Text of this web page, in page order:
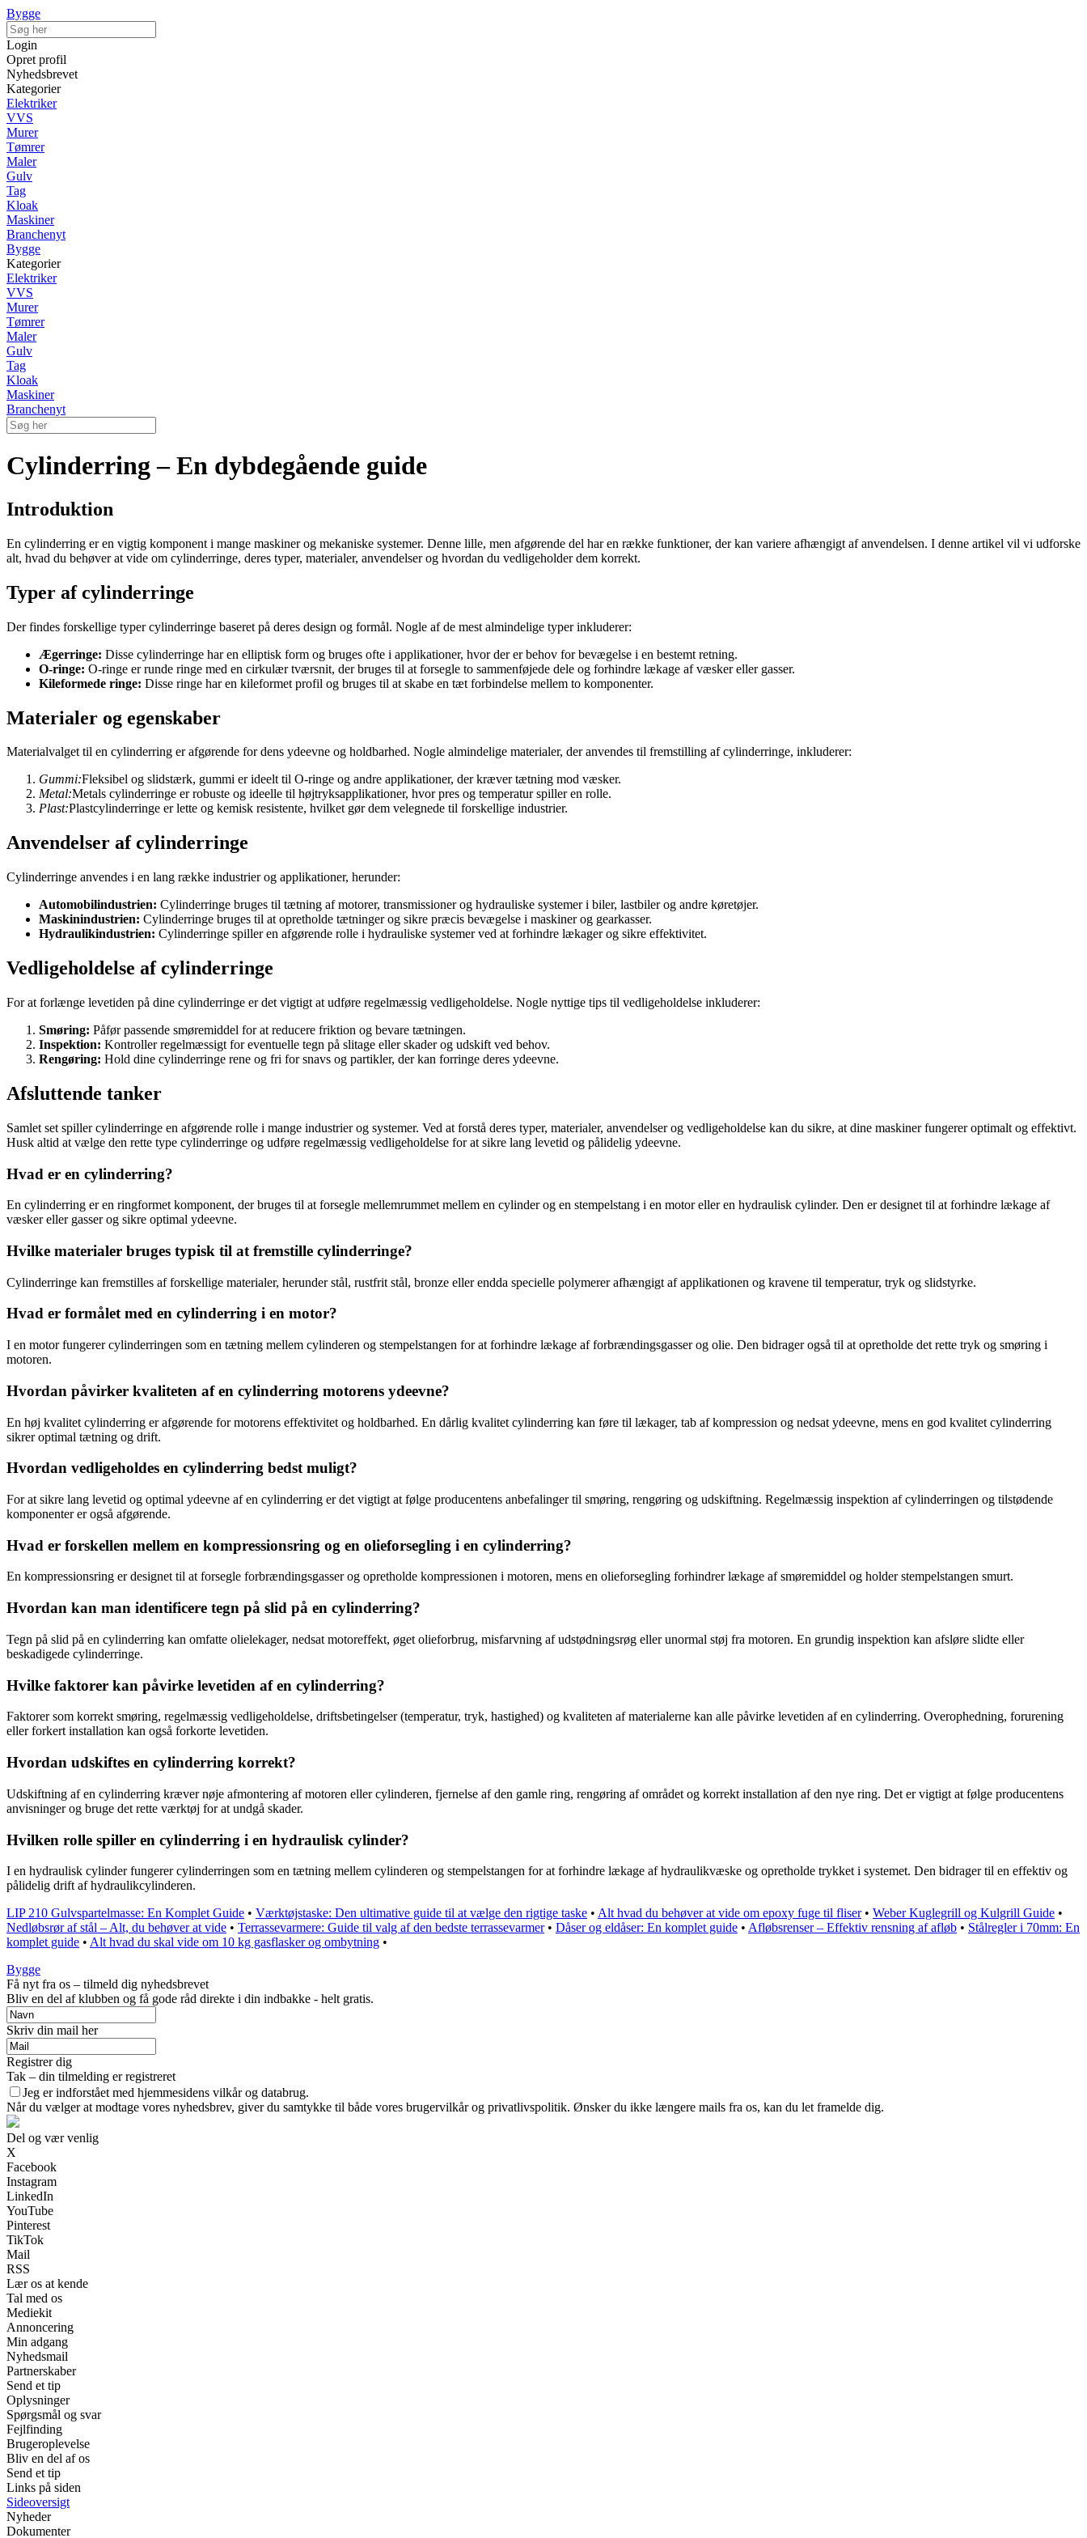
Bygge
Login
Opret profil
Nyhedsbrevet
Kategorier
Elektriker
VVS
Murer
Tømrer
Maler
Gulv
Tag
Kloak
Maskiner
Branchenyt
Bygge
Kategorier
Elektriker
VVS
Murer
Tømrer
Maler
Gulv
Tag
Kloak
Maskiner
Branchenyt
Cylinderring – En dybdegående guide
Introduktion
En cylinderring er en vigtig komponent i mange maskiner og mekaniske systemer. Denne lille, men afgørende del har en række funktioner, der kan variere afhængigt af anvendelsen. I denne artikel vil vi udforske
alt, hvad du behøver at vide om cylinderringe, deres typer, materialer, anvendelser og hvordan du vedligeholder dem korrekt.
Typer af cylinderringe
Der findes forskellige typer cylinderringe baseret på deres design og formål. Nogle af de mest almindelige typer inkluderer:
Ægerringe: Disse cylinderringe har en elliptisk form og bruges ofte i applikationer, hvor der er behov for bevægelse i en bestemt retning.
O-ringe: O-ringe er runde ringe med en cirkulær tværsnit, der bruges til at forsegle to sammenføjede dele og forhindre lækage af væsker eller gasser.
Kileformede ringe: Disse ringe har en kileformet profil og bruges til at skabe en tæt forbindelse mellem to komponenter.
Materialer og egenskaber
Materialvalget til en cylinderring er afgørende for dens ydeevne og holdbarhed. Nogle almindelige materialer, der anvendes til fremstilling af cylinderringe, inkluderer:
Gummi:Fleksibel og slidstærk, gummi er ideelt til O-ringe og andre applikationer, der kræver tætning mod væsker.
Metal:Metals cylinderringe er robuste og ideelle til højtryksapplikationer, hvor pres og temperatur spiller en rolle.
Plast:Plastcylinderringe er lette og kemisk resistente, hvilket gør dem velegnede til forskellige industrier.
Anvendelser af cylinderringe
Cylinderringe anvendes i en lang række industrier og applikationer, herunder:
Automobilindustrien: Cylinderringe bruges til tætning af motorer, transmissioner og hydrauliske systemer i biler, lastbiler og andre køretøjer.
Maskinindustrien: Cylinderringe bruges til at opretholde tætninger og sikre præcis bevægelse i maskiner og gearkasser.
Hydraulikindustrien: Cylinderringe spiller en afgørende rolle i hydrauliske systemer ved at forhindre lækager og sikre effektivitet.
Vedligeholdelse af cylinderringe
For at forlænge levetiden på dine cylinderringe er det vigtigt at udføre regelmæssig vedligeholdelse. Nogle nyttige tips til vedligeholdelse inkluderer:
Smøring: Påfør passende smøremiddel for at reducere friktion og bevare tætningen.
Inspektion: Kontroller regelmæssigt for eventuelle tegn på slitage eller skader og udskift ved behov.
Rengøring: Hold dine cylinderringe rene og fri for snavs og partikler, der kan forringe deres ydeevne.
Afsluttende tanker
Samlet set spiller cylinderringe en afgørende rolle i mange industrier og systemer. Ved at forstå deres typer, materialer, anvendelser og vedligeholdelse kan du sikre, at dine maskiner fungerer optimalt og effektivt.
Husk altid at vælge den rette type cylinderringe og udføre regelmæssig vedligeholdelse for at sikre lang levetid og pålidelig ydeevne.
Hvad er en cylinderring?
En cylinderring er en ringformet komponent, der bruges til at forsegle mellemrummet mellem en cylinder og en stempelstang i en motor eller en hydraulisk cylinder. Den er designet til at forhindre lækage af
væsker eller gasser og sikre optimal ydeevne.
Hvilke materialer bruges typisk til at fremstille cylinderringe?
Cylinderringe kan fremstilles af forskellige materialer, herunder stål, rustfrit stål, bronze eller endda specielle polymerer afhængigt af applikationen og kravene til temperatur, tryk og slidstyrke.
Hvad er formålet med en cylinderring i en motor?
I en motor fungerer cylinderringen som en tætning mellem cylinderen og stempelstangen for at forhindre lækage af forbrændingsgasser og olie. Den bidrager også til at opretholde det rette tryk og smøring i
motoren.
Hvordan påvirker kvaliteten af en cylinderring motorens ydeevne?
En høj kvalitet cylinderring er afgørende for motorens effektivitet og holdbarhed. En dårlig kvalitet cylinderring kan føre til lækager, tab af kompression og nedsat ydeevne, mens en god kvalitet cylinderring
sikrer optimal tætning og drift.
Hvordan vedligeholdes en cylinderring bedst muligt?
For at sikre lang levetid og optimal ydeevne af en cylinderring er det vigtigt at følge producentens anbefalinger til smøring, rengøring og udskiftning. Regelmæssig inspektion af cylinderringen og tilstødende
komponenter er også afgørende.
Hvad er forskellen mellem en kompressionsring og en olieforsegling i en cylinderring?
En kompressionsring er designet til at forsegle forbrændingsgasser og opretholde kompressionen i motoren, mens en olieforsegling forhindrer lækage af smøremiddel og holder stempelstangen smurt.
Hvordan kan man identificere tegn på slid på en cylinderring?
Tegn på slid på en cylinderring kan omfatte olielekager, nedsat motoreffekt, øget olieforbrug, misfarvning af udstødningsrøg eller unormal støj fra motoren. En grundig inspektion kan afsløre slidte eller
beskadigede cylinderringe.
Hvilke faktorer kan påvirke levetiden af en cylinderring?
Faktorer som korrekt smøring, regelmæssig vedligeholdelse, driftsbetingelser (temperatur, tryk, hastighed) og kvaliteten af materialerne kan alle påvirke levetiden af en cylinderring. Overophedning, forurening
eller forkert installation kan også forkorte levetiden.
Hvordan udskiftes en cylinderring korrekt?
Udskiftning af en cylinderring kræver nøje afmontering af motoren eller cylinderen, fjernelse af den gamle ring, rengøring af området og korrekt installation af den nye ring. Det er vigtigt at følge producentens
anvisninger og bruge det rette værktøj for at undgå skader.
Hvilken rolle spiller en cylinderring i en hydraulisk cylinder?
I en hydraulisk cylinder fungerer cylinderringen som en tætning mellem cylinderen og stempelstangen for at forhindre lækage af hydraulikvæske og opretholde trykket i systemet. Den bidrager til en effektiv og
pålidelig drift af hydraulikcylinderen.
LIP 210 Gulvspartelmasse: En Komplet Guide • Værktøjstaske: Den ultimative guide til at vælge den rigtige taske • Alt hvad du behøver at vide om epoxy fuge til fliser• Weber Kuglegrill og Kulgrill Guide •
Nedløbsrør af stål – Alt, du behøver at vide • Terrassevarmere: Guide til valg af den bedste terrassevarmer• Dåser og eldåser: En komplet guide • Afløbsrenser – Effektiv rensning af afløb • Stålregler i 70mm: En
komplet guide • Alt hvad du skal vide om 10 kg gasflasker og ombytning •
Bygge
Få nyt fra os – tilmeld dig nyhedsbrevet
Bliv en del af klubben og få gode råd direkte i din indbakke - helt gratis.
Skriv din mail her
Registrer dig
Tak – din tilmelding er registreret
Jeg er indforstået med hjemmesidens vilkår og databrug.
Når du vælger at modtage vores nyhedsbrev, giver du samtykke til både vores brugervilkår og privatlivspolitik. Ønsker du ikke længere mails fra os, kan du let framelde dig.
Del og vær venlig
X
Facebook
Instagram
LinkedIn
YouTube
Pinterest
TikTok
Mail
RSS
Lær os at kende
Tal med os
Mediekit
Annoncering
Min adgang
Nyhedsmail
Partnerskaber
Send et tip
Oplysninger
Spørgsmål og svar
Fejlfinding
Brugeroplevelse
Bliv en del af os
Send et tip
Links på siden
Sideoversigt
Nyheder
Dokumenter